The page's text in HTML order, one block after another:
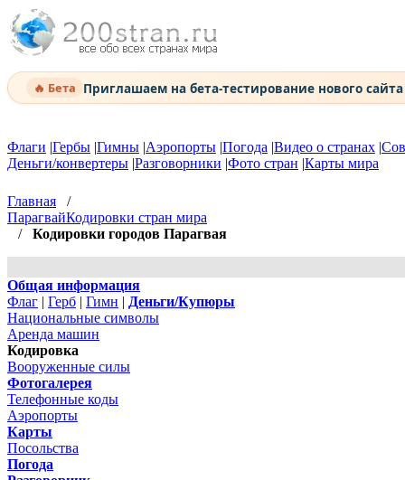
🔥 Бета Приглашаем на бета-тестирование нового
Флаги |Гербы |Гимны |Аэропорты |Погода |Видео о странах |
Деньги/конвертеры |Разговорники |Фото стран |Карты мира
Главная /
ПарагвайКодировки стран мира
/ Кодировки городов Парагвая
Общая информация
Флаг | Герб | Гимн | Деньги/Купюры
Национальные символы
Аренда машин
Кодировка
Вооруженные силы
Фотогалерея
Телефонные коды
Аэропорты
Карты
Посольства
Погода